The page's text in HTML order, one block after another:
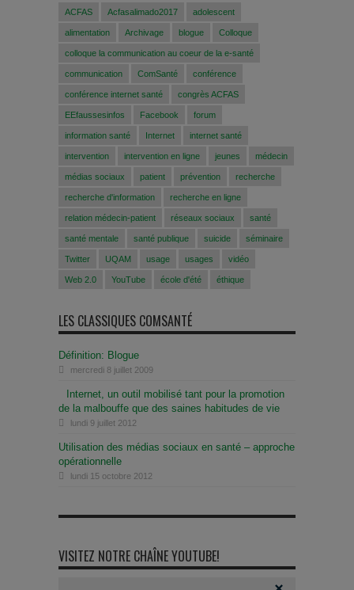
ACFAS Acfasalimado2017 adolescent
alimentation Archivage blogue Colloque
colloque la communication au coeur de la e-santé
communication ComSanté conférence
conférence internet santé congrès ACFAS
EEfaussesinfos Facebook forum
information santé Internet internet santé
intervention intervention en ligne jeunes médecin
médias sociaux patient prévention recherche
recherche d'information recherche en ligne
relation médecin-patient réseaux sociaux santé
santé mentale santé publique suicide séminaire
Twitter UQAM usage usages vidéo
Web 2.0 YouTube école d'été éthique
LES CLASSIQUES COMSANTÉ
Définition: Blogue
mercredi 8 juillet 2009
Internet, un outil mobilisé tant pour la promotion
de la malbouffe que des saines habitudes de vie
lundi 9 juillet 2012
Utilisation des médias sociaux en santé – approche
opérationnelle
lundi 15 octobre 2012
VISITEZ NOTRE CHAÎNE YOUTUBE!